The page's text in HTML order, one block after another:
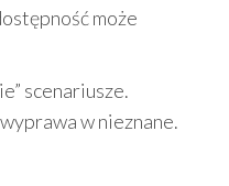
może
scenariusze.
w nieznane.